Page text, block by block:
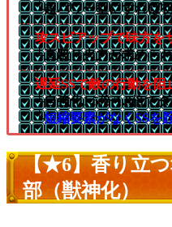
└超パワー型にすれば
攻スピアップで味方を
└直殴り火力が求めら
遅延SSで敵の行動を阻
└自強化1.5倍/1.8倍で
└短縮要素がなくSSを
【★6】香り立
部（獣神化）